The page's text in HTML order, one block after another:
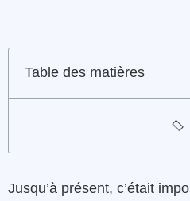
Table des matières
Jusqu’à présent, c’était